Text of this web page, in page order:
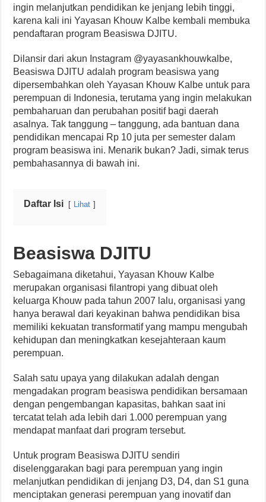
ingin melanjutkan pendidikan ke jenjang lebih tinggi,
karena kali ini Yayasan Khouw Kalbe kembali membuka
pendaftaran program Beasiswa DJITU.
Dilansir dari akun Instagram @yayasankhouwkalbe,
Beasiswa DJITU adalah program beasiswa yang
dipersembahkan oleh Yayasan Khouw Kalbe untuk para
perempuan di Indonesia, terutama yang ingin melakukan
pembaharuan dan perubahan positif bagi daerah
asalnya. Tak tanggung – tanggung, ada bantuan dana
pendidikan mencapai Rp 10 juta per semester dalam
program beasiswa ini. Menarik bukan? Jadi, simak terus
pembahasannya di bawah ini.
Daftar Isi Lihat
Beasiswa DJITU
Sebagaimana diketahui, Yayasan Khouw Kalbe
merupakan organisasi filantropi yang dibuat oleh
keluarga Khouw pada tahun 2007 lalu, organisasi yang
hanya berawal dari keyakinan bahwa pendidikan bisa
memiliki kekuatan transformatif yang mampu mengubah
kehidupan dan meningkatkan kesejahteraan kaum
perempuan.
Salah satu upaya yang dilakukan adalah dengan
mengadakan program beasiswa pendidikan bersamaan
dengan pengembangan kapasitas, bahkan saat ini
tercatat telah ada lebih dari 1.000 perempuan yang
mendapat manfaat dari program tersebut.
Untuk program Beasiswa DJITU sendiri
diselenggarakan bagi para perempuan yang ingin
melanjutkan pendidikan di jenjang D3, D4, dan S1 guna
menciptakan generasi perempuan yang inovatif dan